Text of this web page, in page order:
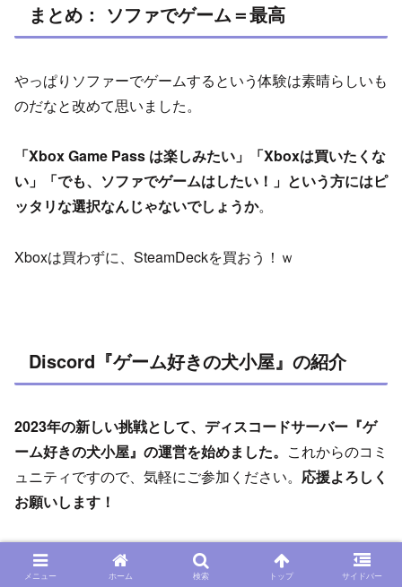
まとめ： ソファでゲーム＝最高
やっぱりソファーでゲームするという体験は素晴らしいも
のだなと改めて思いました。
「Xbox Game Pass は楽しみたい」「Xboxは買いたくな
い」「でも、ソファでゲームはしたい！」という方にはピ
ッタリな選択なんじゃないでしょうか。
Xboxは買わずに、SteamDeckを買おう！ｗ
Discord『ゲーム好きの犬小屋』の紹介
2023年の新しい挑戦として、ディスコードサーバー『ゲ
ーム好きの犬小屋』の運営を始めました。 これからのコミ
ュニティですので、気軽にご参加ください。 応援よろしく
お願いします！
ゲーム＆ゲーム機器の好きな方は大歓迎です。海外に住ん
でいる人もお待ちしています。
メニュー ホーム 検索 トップ サイドバー